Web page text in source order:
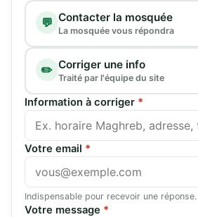
Type de demande
💬 Contacter la mosquée
La mosquée vous répondra
✏️ Corriger une info
Traité par l'équipe du site
Information à corriger *
Votre email *
Indispensable pour recevoir une réponse.
Votre message *